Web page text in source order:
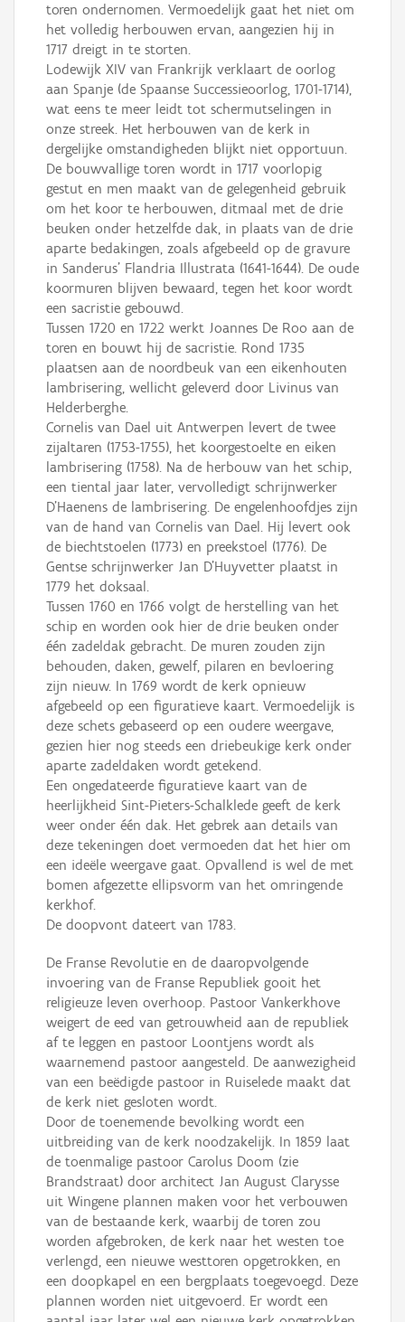
toren ondernomen. Vermoedelijk gaat het niet om
het volledig herbouwen ervan, aangezien hij in
1717 dreigt in te storten.
Lodewijk XIV van Frankrijk verklaart de oorlog
aan Spanje (de Spaanse Successieoorlog, 1701-1714),
wat eens te meer leidt tot schermutselingen in
onze streek. Het herbouwen van de kerk in
dergelijke omstandigheden blijkt niet opportuun.
De bouwvallige toren wordt in 1717 voorlopig
gestut en men maakt van de gelegenheid gebruik
om het koor te herbouwen, ditmaal met de drie
beuken onder hetzelfde dak, in plaats van de drie
aparte bedakingen, zoals afgebeeld op de gravure
in Sanderus' Flandria Illustrata (1641-1644). De oude
koormuren blijven bewaard, tegen het koor wordt
een sacristie gebouwd.
Tussen 1720 en 1722 werkt Joannes De Roo aan de
toren en bouwt hij de sacristie. Rond 1735
plaatsen aan de noordbeuk van een eikenhouten
lambrisering, wellicht geleverd door Livinus van
Helderberghe.
Cornelis van Dael uit Antwerpen levert de twee
zijaltaren (1753-1755), het koorgestoelte en eiken
lambrisering (1758). Na de herbouw van het schip,
een tiental jaar later, vervolledigt schrijnwerker
D'Haenens de lambrisering. De engelenhoofdjes zijn
van de hand van Cornelis van Dael. Hij levert ook
de biechtstoelen (1773) en preekstoel (1776). De
Gentse schrijnwerker Jan D'Huyvetter plaatst in
1779 het doksaal.
Tussen 1760 en 1766 volgt de herstelling van het
schip en worden ook hier de drie beuken onder
één zadeldak gebracht. De muren zouden zijn
behouden, daken, gewelf, pilaren en bevloering
zijn nieuw. In 1769 wordt de kerk opnieuw
afgebeeld op een figuratieve kaart. Vermoedelijk is
deze schets gebaseerd op een oudere weergave,
gezien hier nog steeds een driebeukige kerk onder
aparte zadeldaken wordt getekend.
Een ongedateerde figuratieve kaart van de
heerlijkheid Sint-Pieters-Schalklede geeft de kerk
weer onder één dak. Het gebrek aan details van
deze tekeningen doet vermoeden dat het hier om
een ideële weergave gaat. Opvallend is wel de met
bomen afgezette ellipsvorm van het omringende
kerkhof.
De doopvont dateert van 1783.
De Franse Revolutie en de daaropvolgende
invoering van de Franse Republiek gooit het
religieuze leven overhoop. Pastoor Vankerkhove
weigert de eed van getrouwheid aan de republiek
af te leggen en pastoor Loontjens wordt als
waarnemend pastoor aangesteld. De aanwezigheid
van een beëdigde pastoor in Ruiselede maakt dat
de kerk niet gesloten wordt.
Door de toenemende bevolking wordt een
uitbreiding van de kerk noodzakelijk. In 1859 laat
de toenmalige pastoor Carolus Doom (zie
Brandstraat) door architect Jan August Clarysse
uit Wingene plannen maken voor het verbouwen
van de bestaande kerk, waarbij de toren zou
worden afgebroken, de kerk naar het westen toe
verlengd, een nieuwe westtoren opgetrokken, en
een doopkapel en een bergplaats toegevoegd. Deze
plannen worden niet uitgevoerd. Er wordt een